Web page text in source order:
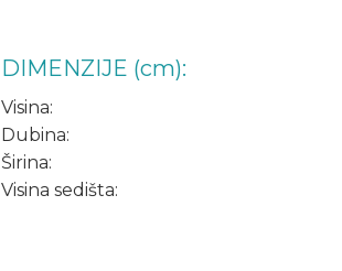
DIMENZIJE (cm):
Visina:
Dubina:
Širina:
Visina sedišta: